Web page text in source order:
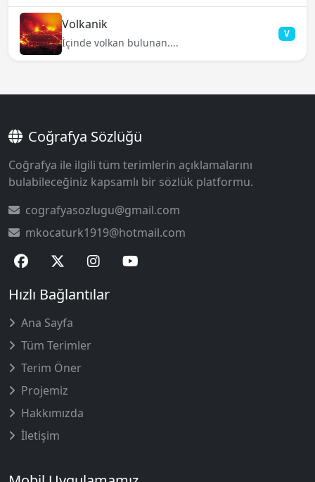
Volkanik
İçinde volkan bulunan....
V
Coğrafya Sözlüğü
Coğrafya ile ilgili tüm terimlerin açıklamalarını
bulabileceğiniz kapsamlı bir sözlük platformu.
cografyasozlugu@gmail.com
mkocaturk1919@hotmail.com
Hızlı Bağlantılar
Ana Sayfa
Tüm Terimler
Terim Öner
Projemiz
Hakkımızda
İletişim